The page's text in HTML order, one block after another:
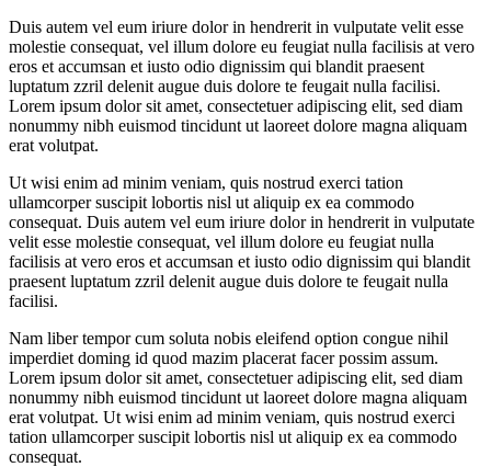
Duis autem vel eum iriure dolor in hendrerit in vulputate velit esse
molestie consequat, vel illum dolore eu feugiat nulla facilisis at vero
eros et accumsan et iusto odio dignissim qui blandit praesent
luptatum zzril delenit augue duis dolore te feugait nulla facilisi.
Lorem ipsum dolor sit amet, consectetuer adipiscing elit, sed diam
nonummy nibh euismod tincidunt ut laoreet dolore magna aliquam
erat volutpat.
Ut wisi enim ad minim veniam, quis nostrud exerci tation
ullamcorper suscipit lobortis nisl ut aliquip ex ea commodo
consequat. Duis autem vel eum iriure dolor in hendrerit in vulputate
velit esse molestie consequat, vel illum dolore eu feugiat nulla
facilisis at vero eros et accumsan et iusto odio dignissim qui blandit
praesent luptatum zzril delenit augue duis dolore te feugait nulla
facilisi.
Nam liber tempor cum soluta nobis eleifend option congue nihil
imperdiet doming id quod mazim placerat facer possim assum.
Lorem ipsum dolor sit amet, consectetuer adipiscing elit, sed diam
nonummy nibh euismod tincidunt ut laoreet dolore magna aliquam
erat volutpat. Ut wisi enim ad minim veniam, quis nostrud exerci
tation ullamcorper suscipit lobortis nisl ut aliquip ex ea commodo
consequat.